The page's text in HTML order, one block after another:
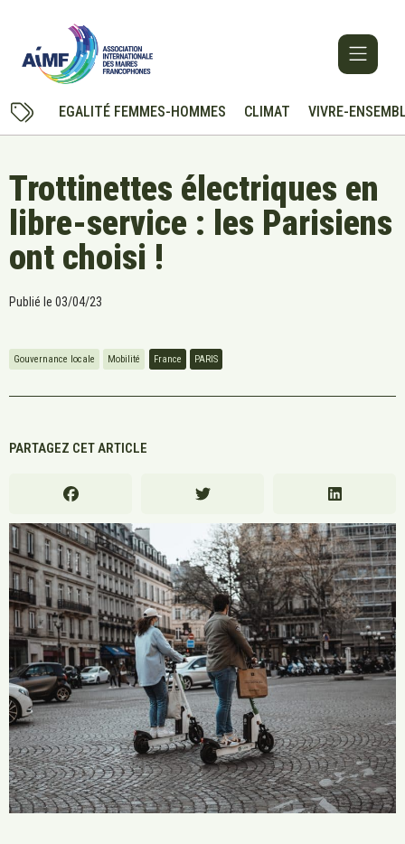
EGALITÉ FEMMES-HOMMES CLIMAT VIVRE-
Trottinettes électriques en
libre-service : les Parisiens
ont choisi !
Publié le 03/04/23
Gouvernance locale Mobilité France PARIS
PARTAGEZ CET ARTICLE